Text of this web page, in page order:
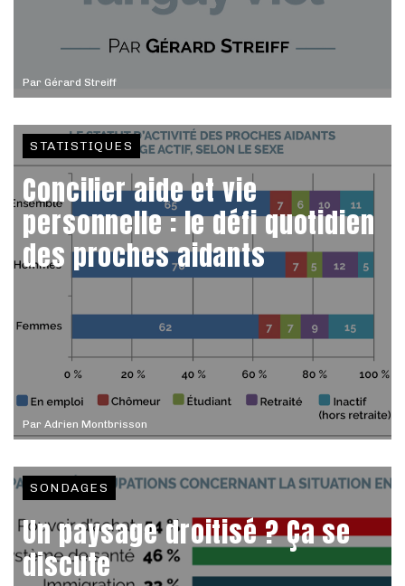
Par Gérard Streiff
Par Adrien Montbrisson
STATISTIQUES
Concilier aide et vie
personnelle : le défi quotidien
des proches aidants
SONDAGES
Un paysage droitisé ? Ça se
discute